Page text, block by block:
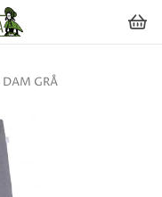
DAM GRÅ